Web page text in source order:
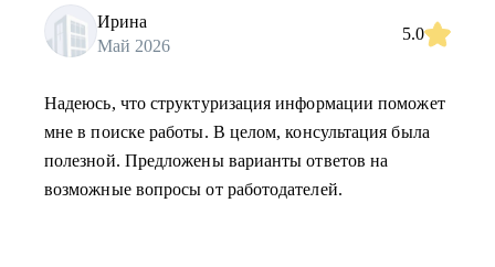
Ирина
Май 2026
5.0
Надеюсь, что структуризация информации поможет
мне в поиске работы. В целом, консультация была
полезной. Предложены варианты ответов на
возможные вопросы от работодателей.